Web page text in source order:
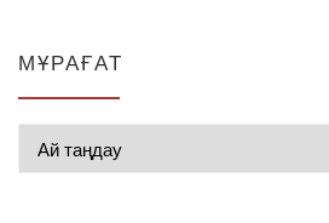
МҰРАҒАТ